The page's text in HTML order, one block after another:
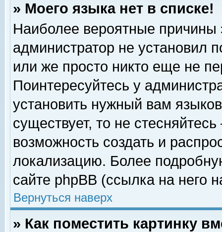
» Моего языка нет в списке!
Наиболее вероятные причины
администратор не установил
или же просто никто еще не
Поинтересуйтесь у
установить нужный вам
существует, то не
возможность создать и
локализацию. Более
сайте phpBB (ссылка на него
Вернуться наверх
» Как поместить картинку